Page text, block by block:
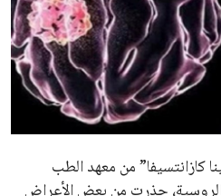
كازانتسيفا” من معهد الطب